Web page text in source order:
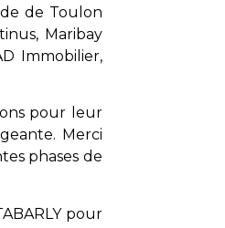
de Toulon
Maribay
Immobilier,
pour leur
Merci
phases de
pour